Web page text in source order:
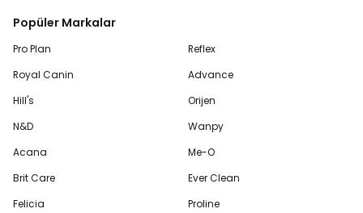
Popüler Markalar
Pro Plan
Royal Canin
Hill's
N&D
Acana
Brit Care
Felicia
Reflex
Advance
Orijen
Wanpy
Me-O
Ever Clean
Proline